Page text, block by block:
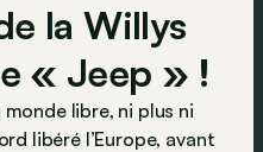
la Willys
« Jeep » !
libre, ni plus ni
libéré l’Europe, avant